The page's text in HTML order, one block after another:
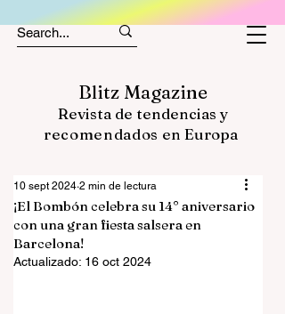
Blitz Magazine
Revista de tendencias y
recomendados en Europa
¡El Bombón celebra su 14° aniversario
con una gran fiesta salsera en
Barcelona!
10 sept 2024 2 min de lectura
Actualizado: 16 oct 2024